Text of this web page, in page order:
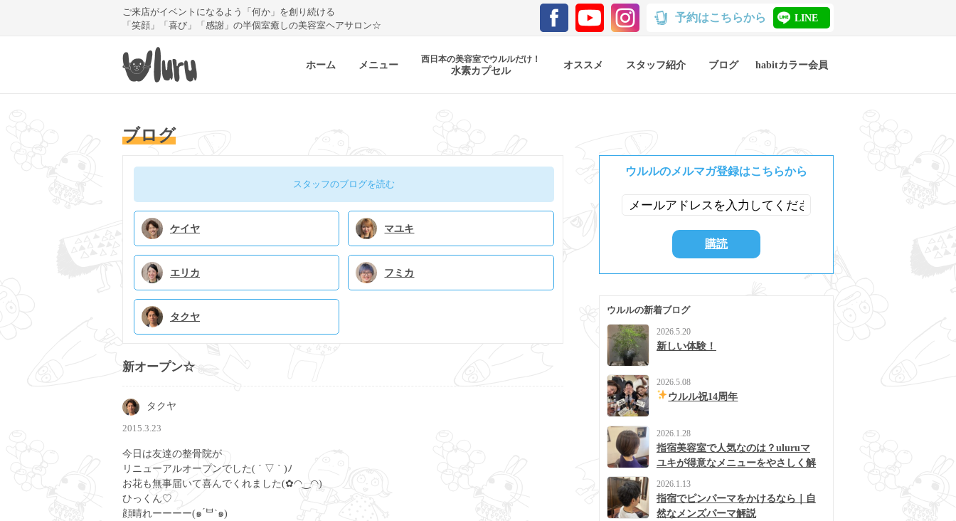
ご来店がイベントになるよう「何か」を創り続ける
「笑顔」「喜び」「感謝」の半個室癒しの美容室ヘアサロン☆
予約はこちらから LINE
ホーム メニュー 西日本の美容室でウルルだけ！
水素カプセル オススメ スタッフ紹介 ブログ habitカラー会員
ブログ
スタッフのブログを読む
ケイヤ マユキ
エリカ フミカ
タクヤ
新オープン☆
タクヤ
2015.3.23
今日は友達の整骨院が
リニューアルオープンでした( ´ ▽ ` )ﾉ
お花も無事届いて喜んでくれました(✿◠‿◠)
ひっくん♡
顔晴れーーーー(๑ ́ᄇ`๑)
ウルルのメルマガ登録はこちらから
ウルルの新着ブログ
2026.5.20
新しい体験！
2026.5.08
ウルル祝14周年
2026.1.28
指宿美容室で人気なのは？uluruマ
ユキが得意なメニューをやさしく解
2026.1.13
指宿でピンパーマをかけるなら｜自
然なメンズパーマ解説